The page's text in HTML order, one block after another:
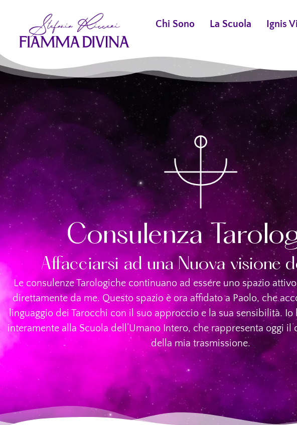
Chi Sono La Scuola Ignis
Consulenza
Affacciarsi ad una Nuova visione
Le consulenze Tarologiche continuano ad essere uno spazio
direttamente da me. Questo spazio è ora affidato a Paolo, che
linguaggio dei Tarocchi con il suo approccio e la sua sensibilità.
interamente alla Scuola dell’Umano Intero, che rappresenta oggi
della mia trasmissione.